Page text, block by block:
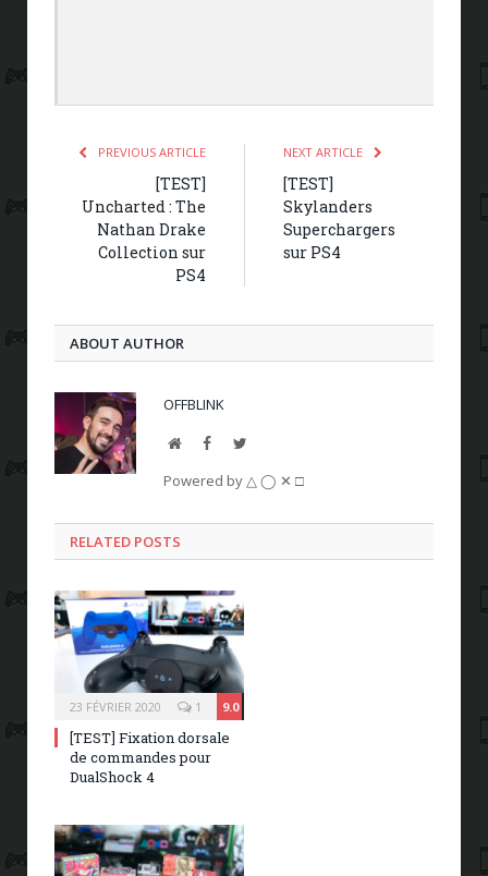
PREVIOUS ARTICLE
[TEST]
Uncharted : The
Nathan Drake
Collection sur
PS4
NEXT ARTICLE
[TEST]
Skylanders
Superchargers
sur PS4
ABOUT AUTHOR
OFFBLINK
WebsiteFacebookTwitter
Powered by △ ◯ ✕ □
RELATED POSTS
23 FÉVRIER 2020 9.0
1
[TEST] Fixation dorsale
de commandes pour
DualShock 4